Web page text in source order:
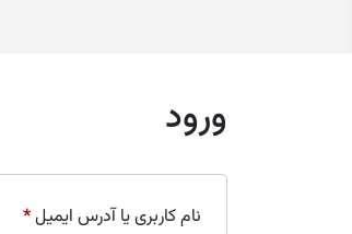
ورود
نام کاربری یا آدرس ایمیل*